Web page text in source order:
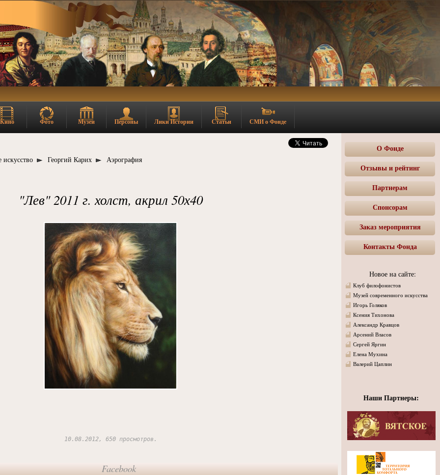
Кино Фото Музеи Персоны Лики Истории Статьи СМИ о Фонде
Георгий Карих Аэрография
"Лев" 2011 г. холст, акрил 50х40
10.08.2012, 650 просмотров.
Facebook
О Фонде
Отзывы и рейтинг
Партнерам
Спонсорам
Заказ мероприятия
Контакты Фонда
Новое на сайте:
Клуб филофонистов
Музей современного искусства
Игорь Голяков
Ксения Тихонова
Александр Кравцов
Арсений Власов
Сергей Яргин
Елена Мухина
Валерий Цаплин
Наши Партнеры: